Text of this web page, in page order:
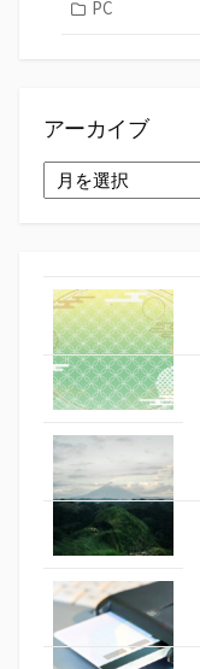
PC
アーカイブ
ー